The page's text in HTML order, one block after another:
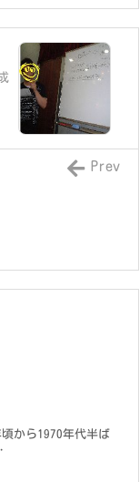
Prev
から1970年代半ば